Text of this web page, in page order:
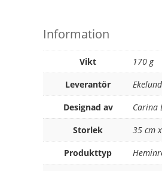
Information
Vikt
170 g
Leverantör
Ekelund
Designad av
Carina
Storlek
35 cm
Produkttyp